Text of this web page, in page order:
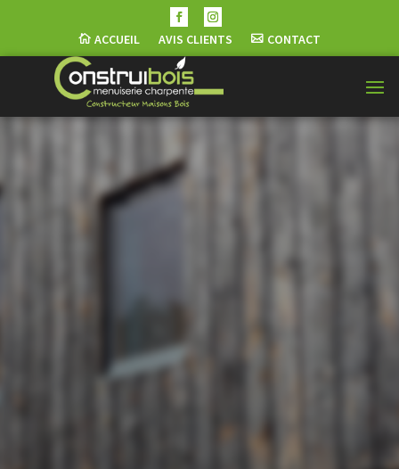
ACCUEIL AVIS CLIENTS CONTACT